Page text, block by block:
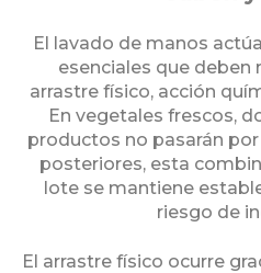
El lavado de manos
esenciales que deben
arrastre físico, acción
En vegetales frescos,
productos no pasarán
posteriores, esta
lote se mantiene
riesgo de
El arrastre físico ocurre